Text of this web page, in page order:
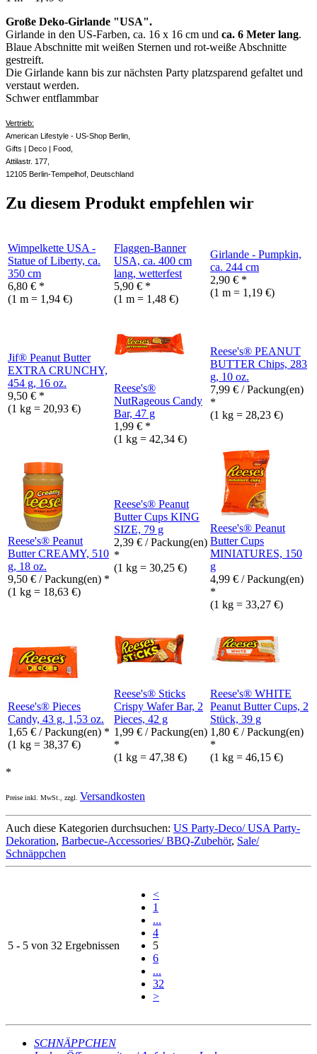
Große Deko-Girlande "USA".
Girlande in den US-Farben, ca. 16 x 16 cm und ca. 6 Meter lang.
Blaue Abschnitte mit weißen Sternen und rot-weiße Abschnitte
gestreift.
Die Girlande kann bis zur nächsten Party platzsparend gefaltet und
verstaut werden.
Schwer entflammbar
Vertrieb:
American Lifestyle - US-Shop Berlin,
Gifts | Deco | Food,
Attilastr. 177,
12105 Berlin-Tempelhof, Deutschland
Zu diesem Produkt empfehlen wir
Wimpelkette USA -
Statue of Liberty, ca.
350 cm
6,80 € *
(1 m = 1,94 €)
Flaggen-Banner
USA, ca. 400 cm
lang, wetterfest
5,90 € *
(1 m = 1,48 €)
Girlande - Pumpkin,
ca. 244 cm
2,90 € *
(1 m = 1,19 €)
Jif® Peanut Butter
EXTRA CRUNCHY,
454 g, 16 oz.
9,50 € *
(1 kg = 20,93 €)
Reese's®
NutRageous Candy
Bar, 47 g
1,99 € *
(1 kg = 42,34 €)
Reese's® PEANUT
BUTTER Chips, 283
g, 10 oz.
7,99 € / Packung(en)
*
(1 kg = 28,23 €)
Reese's® Peanut
Butter CREAMY, 510
g, 18 oz.
9,50 € / Packung(en) *
(1 kg = 18,63 €)
Reese's® Peanut
Butter Cups KING
SIZE, 79 g
2,39 € / Packung(en)
*
(1 kg = 30,25 €)
Reese's® Peanut
Butter Cups
MINIATURES, 150
g
4,99 € / Packung(en)
*
(1 kg = 33,27 €)
Reese's® Pieces
Candy, 43 g, 1,53 oz.
1,65 € / Packung(en) *
(1 kg = 38,37 €)
Reese's® Sticks
Crispy Wafer Bar, 2
Pieces, 42 g
1,99 € / Packung(en)
*
(1 kg = 47,38 €)
Reese's® WHITE
Peanut Butter Cups, 2
Stück, 39 g
1,80 € / Packung(en)
*
(1 kg = 46,15 €)
*
Preise inkl. MwSt., zzgl. Versandkosten
Auch diese Kategorien durchsuchen: US Party-Deco/ USA Party-
Dekoration, Barbecue-Accessories/ BBQ-Zubehör, Sale/
Schnäppchen
5 - 5 von 32 Ergebnissen
<
1
...
4
5
6
...
32
>
SCHNÄPPCHEN